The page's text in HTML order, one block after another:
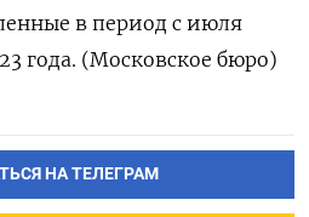
в период с июля
года. (Московское бюро)
НА ТЕЛЕГРАМ